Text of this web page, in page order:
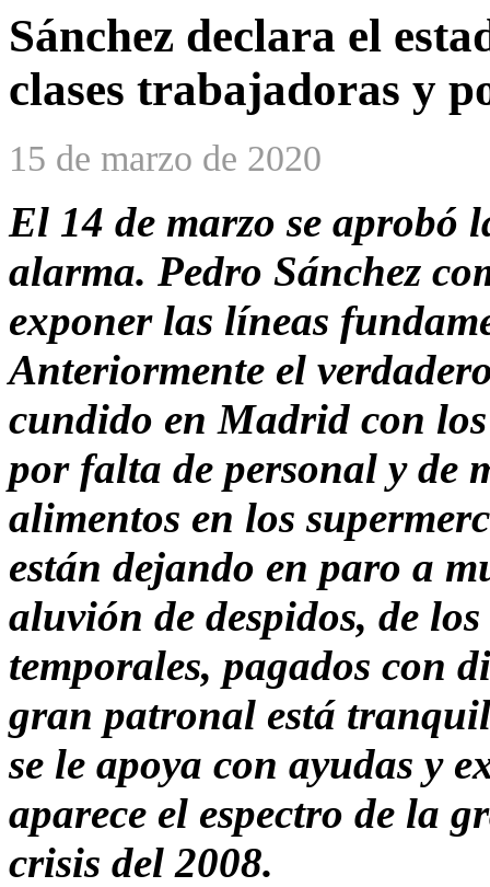
Sánchez declara el
clases trabajadoras y
15 de marzo de 2020
El 14 de marzo se aprobó
alarma. Pedro Sánchez
exponer las líneas
Anteriormente el
cundido en Madrid con
por falta de personal y de
alimentos en los
están dejando en paro a
aluvión de despidos, de
temporales, pagados con
gran patronal está
se le apoya con ayudas y
aparece el espectro de la
crisis del 2008.